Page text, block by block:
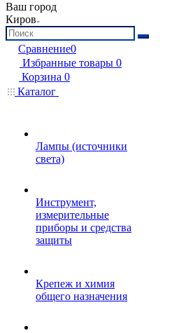
Ваш город
Киров
Сравнение0
Избранные товары 0
Корзина 0
Каталог
Лампы (источники
света)
Инструмент,
измерительные
приборы и средства
защиты
Крепеж и химия
общего назначения